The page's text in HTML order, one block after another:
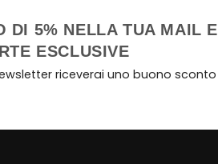
DI 5% NELLA TUA MAIL E
ESCLUSIVE
riceverai uno buono sconto